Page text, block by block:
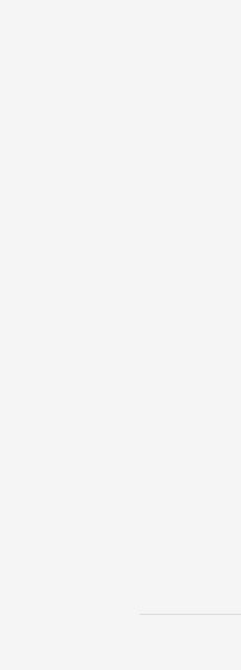
過度に大声
使用するボ
清潔感のあ
みんなが気
宗教、ビジ
お守りいた
施設に警備